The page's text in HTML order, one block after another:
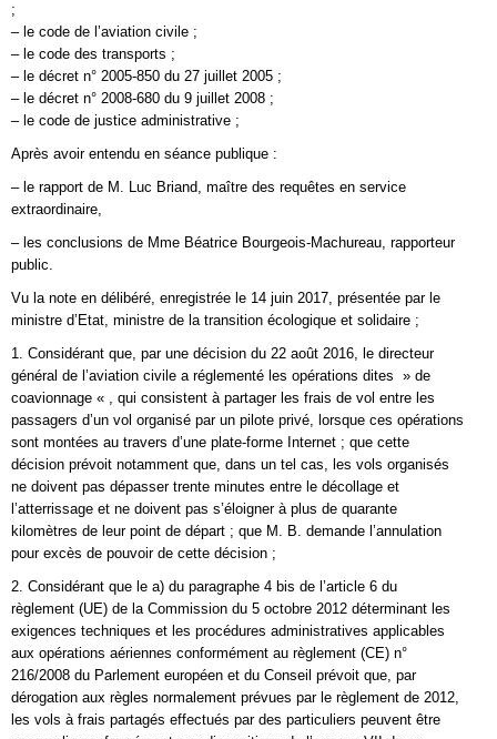
;
– le code de l’aviation civile ;
– le code des transports ;
– le décret n° 2005-850 du 27 juillet 2005 ;
– le décret n° 2008-680 du 9 juillet 2008 ;
– le code de justice administrative ;
Après avoir entendu en séance publique :
– le rapport de M. Luc Briand, maître des requêtes en service
extraordinaire,
– les conclusions de Mme Béatrice Bourgeois-Machureau, rapporteur
public.
Vu la note en délibéré, enregistrée le 14 juin 2017, présentée par le
ministre d’Etat, ministre de la transition écologique et solidaire ;
1. Considérant que, par une décision du 22 août 2016, le directeur
général de l’aviation civile a réglementé les opérations dites » de
coavionnage « , qui consistent à partager les frais de vol entre les
passagers d’un vol organisé par un pilote privé, lorsque ces opérations
sont montées au travers d’une plate-forme Internet ; que cette
décision prévoit notamment que, dans un tel cas, les vols organisés
ne doivent pas dépasser trente minutes entre le décollage et
l’atterrissage et ne doivent pas s’éloigner à plus de quarante
kilomètres de leur point de départ ; que M. B. demande l’annulation
pour excès de pouvoir de cette décision ;
2. Considérant que le a) du paragraphe 4 bis de l’article 6 du
règlement (UE) de la Commission du 5 octobre 2012 déterminant les
exigences techniques et les procédures administratives applicables
aux opérations aériennes conformément au règlement (CE) n°
216/2008 du Parlement européen et du Conseil prévoit que, par
dérogation aux règles normalement prévues par le règlement de 2012,
les vols à frais partagés effectués par des particuliers peuvent être